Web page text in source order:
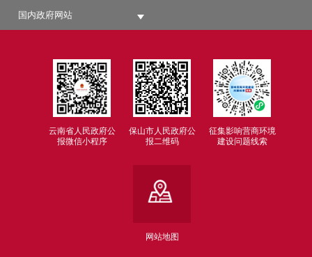
国内政府网站
云南省人民政府公
报微信小程序
保山市人民政府公
报二维码
征集影响营商环境
建设问题线索
网站地图